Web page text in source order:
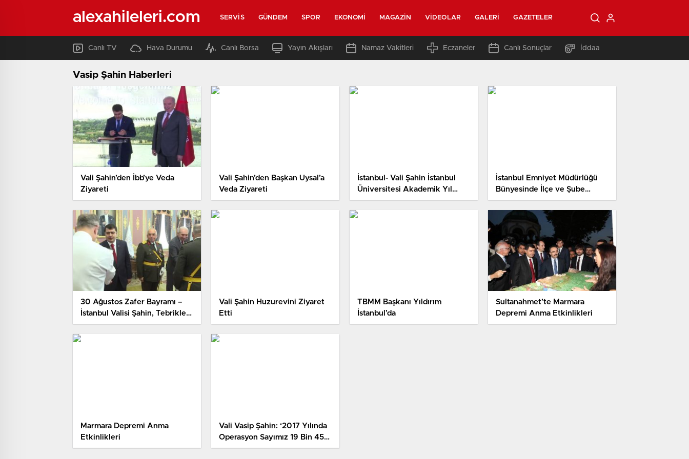
alexahileleri.com SERVIS GÜNDEM SPOR EKONOMI MAGAZIN VIDEOLAR GALERI GAZETELER
Canlı TV Hava Durumu Canlı Borsa Yayın Akışları Namaz Vakitleri Eczaneler Canlı Sonuçlar İddaa
Vasip Şahin Haberleri
Vali Şahin’den İbb’ye Veda
Ziyareti
Vali Şahin’den Başkan Uysal’a
Veda Ziyareti
İstanbul- Vali Şahin İstanbul
Üniversitesi Akademik Yıl
Açılış Törenine Katıldı
İstanbul Emniyet Müdürlüğü
Bünyesinde İlçe ve Şube
Müdürlüklerine Yeni Atamalar
Yapıldı
30 Ağustos Zafer Bayramı –
İstanbul Valisi Şahin, Tebrikleri
Kabul Etti
Vali Şahin Huzurevini Ziyaret
Etti
TBMM Başkanı Yıldırım
İstanbul’da
Sultanahmet’te Marmara
Depremi Anma Etkinlikleri
Marmara Depremi Anma
Etkinlikleri
Vali Vasip Şahin: ‘2017 Yılında
Operasyon Sayımız 19 Bin 453
İken, 2018’de 28 Bin 298’dir’